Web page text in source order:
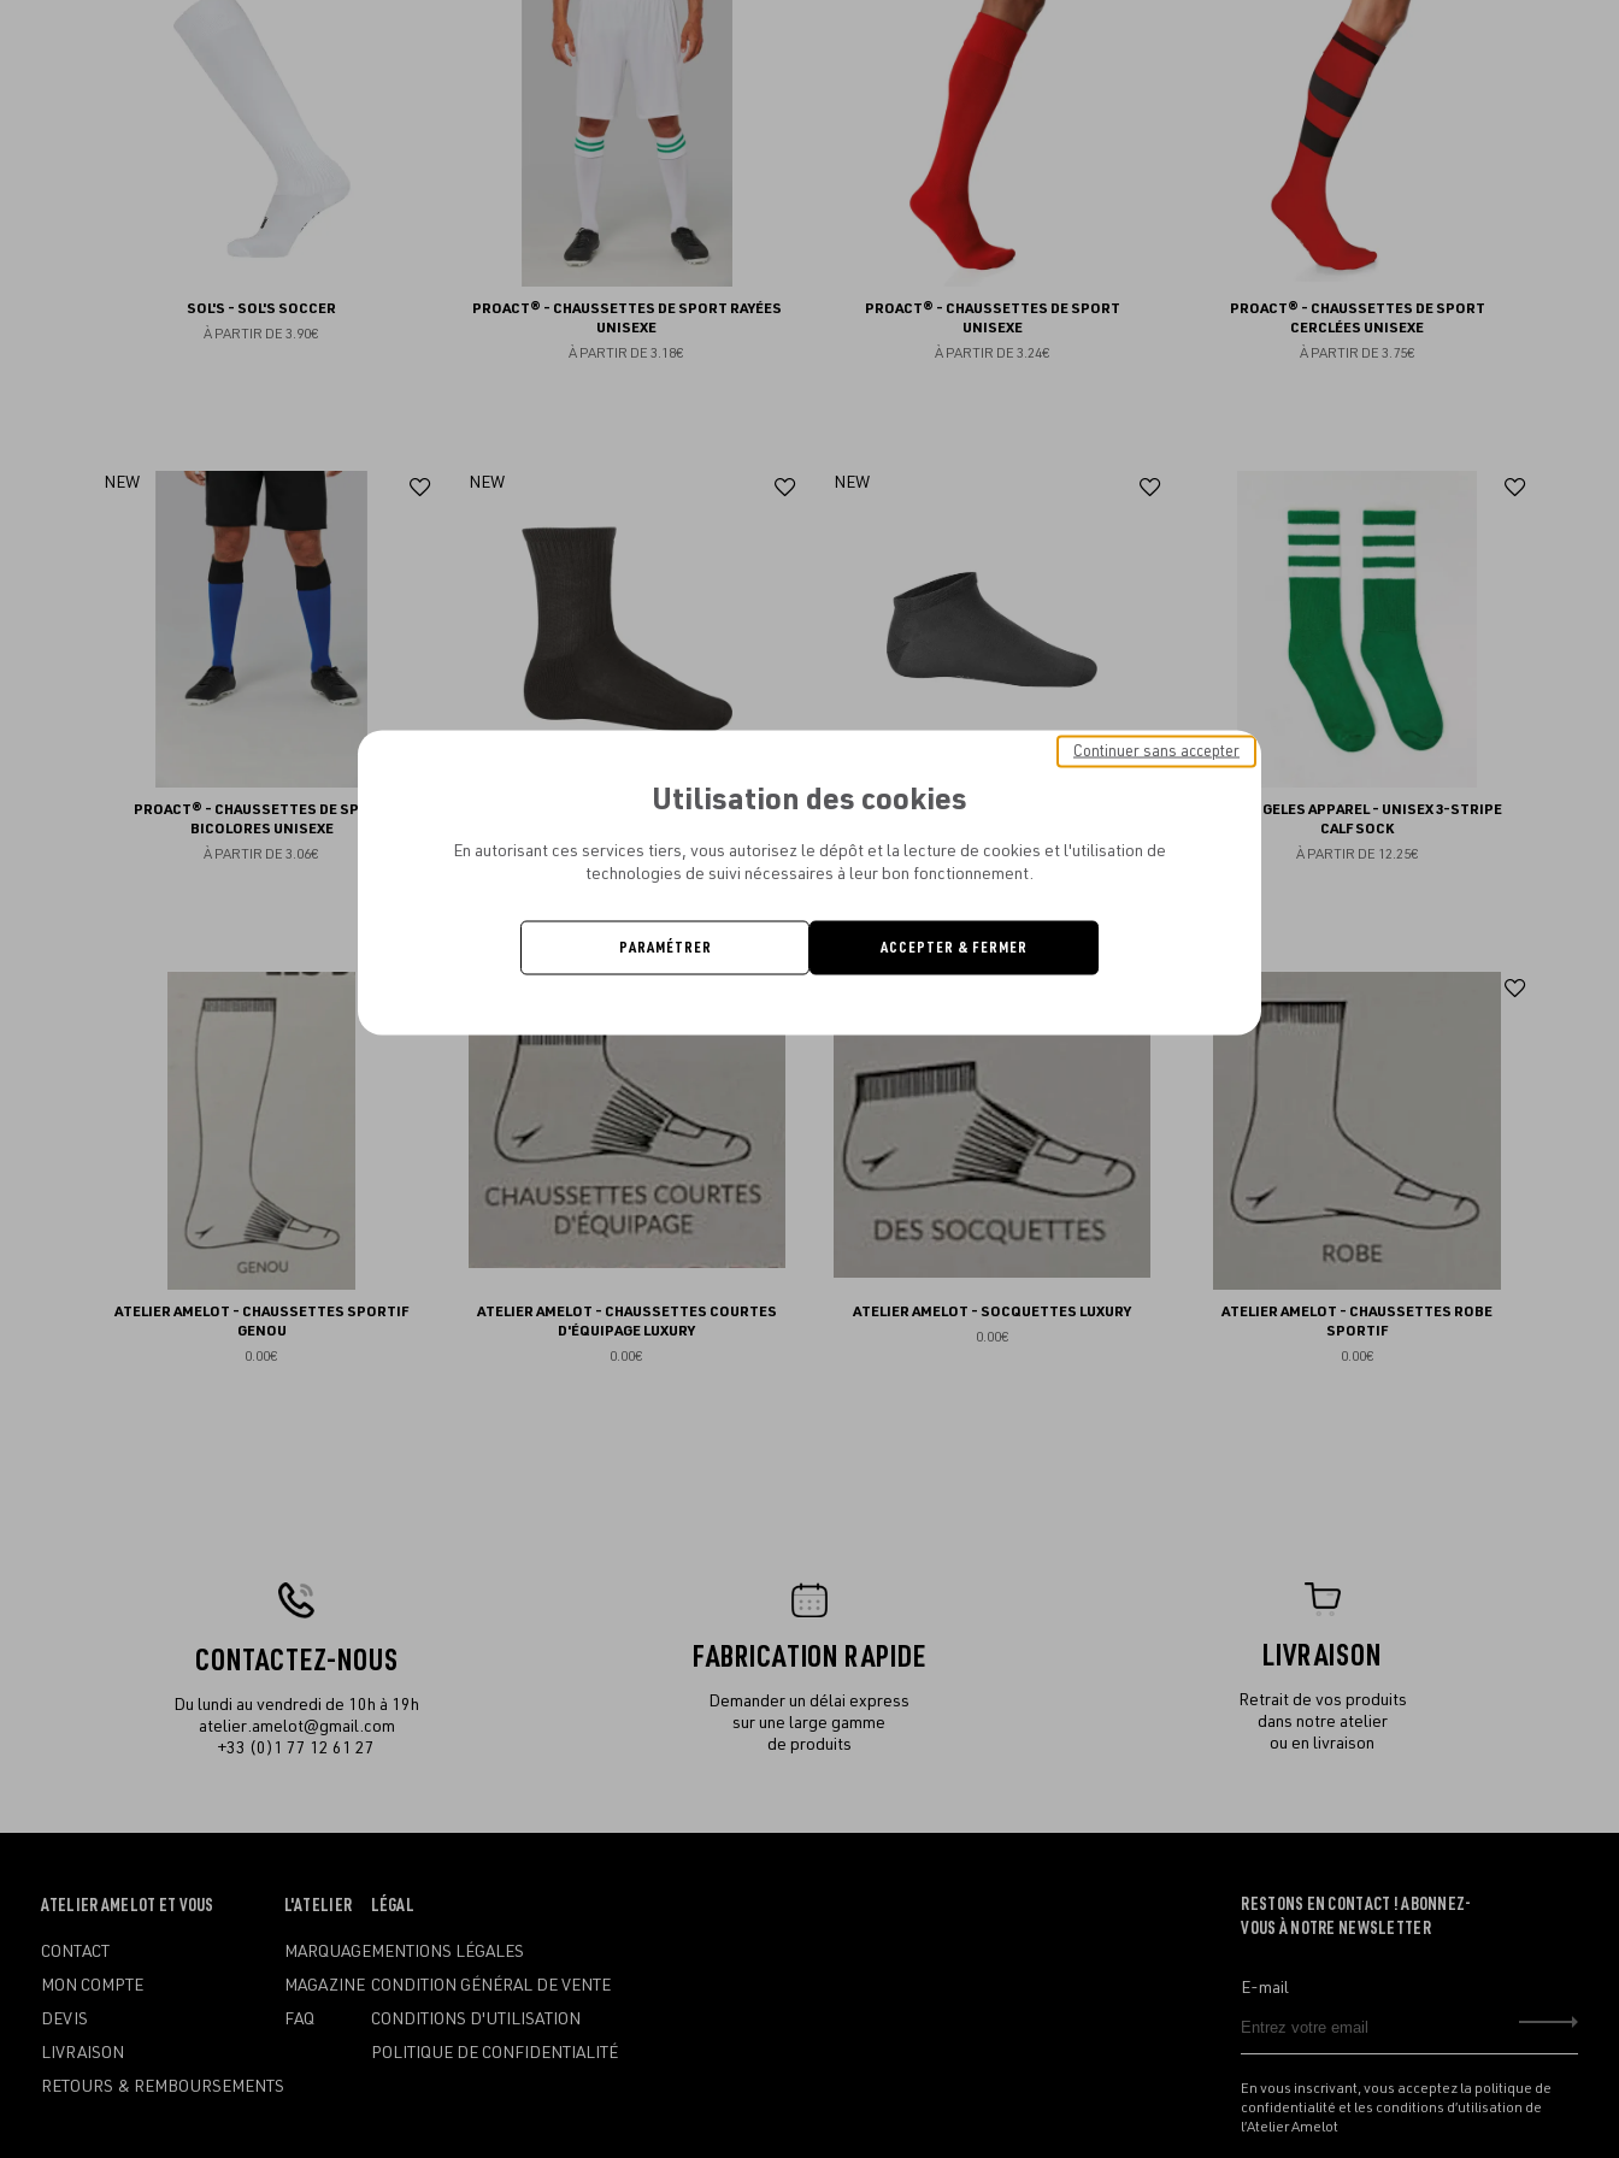
SOL'S - SOL'S SOCCER
À PARTIR DE 3.90€
PROACT® - CHAUSSETTES DE SPORT RAYÉES
UNISEXE
À PARTIR DE 3.18€
PROACT® - CHAUSSETTES DE SPORT
UNISEXE
À PARTIR DE 3.24€
PROACT® - CHAUSSETTES DE SPORT
CERCLÉES UNISEXE
À PARTIR DE 3.75€
NEW
PROACT® - CHAUSSETTES DE SPORT
BICOLORES UNISEXE
À PARTIR DE 3.06€
Ajouter
NEW
PROACT® - CHAUSSETTES MULTISPORTS
À PARTIR DE 2.66€
Ajouter
NEW
PROACT® - SOCQUETTES DE SPORT UNISEXE
LOS ANGELES APPAREL - UNISEX 3-STRIPE
CALF SOCK
À PARTIR DE 12.25€
ATELIER AMELOT - CHAUSSETTES SPORTIF
GENOU
0.00€
Ajouter
aux
favoris
ATELIER AMELOT - CHAUSSETTES COURTES
D'ÉQUIPAGE LUXURY
0.00€
Ajouter
aux
favoris
ATELIER AMELOT - SOCQUETTES LUXURY
0.00€
aux
ATELIER AMELOT - CHAUSSETTES ROBE
SPORTIF
0.00€
CONTACTEZ-NOUS
Du lundi au vendredi de 10h à 19h
atelier.amelot@gmail.com
+33 (0)1 77 12 61 27
FABRICATION RAPIDE
Demander un délai express
sur une large gamme
de produits
LIVRAISON
Retrait de vos produits
dans notre atelier
ou en livraison
OUVRIR
MENU
ATELIER AMELOT ET VOUS
CONTACT
MON COMPTE
DEVIS
LIVRAISON
RETOURS & REMBOURSEMENTS
OUVRIR
MENU
L'ATELIER
MARQUAGE
MAGAZINE
FAQ
OUVRIR
MENU
LÉGAL
MENTIONS LÉGALES
CONDITION GÉNÉRAL DE VENTE
CONDITIONS D'UTILISATION
POLITIQUE DE CONFIDENTIALITÉ
RESTONS EN CONTACT ! ABONNEZ-
VOUS À NOTRE NEWSLETTER
E-mail
En vous inscrivant, vous acceptez la politique de
confidentialité et les conditions d’utilisation de
l’Atelier Amelot
Utilisation des cookies
En autorisant ces services tiers, vous autorisez le dépôt et la lecture de cookies et l'utilisation de
technologies de suivi nécessaires à leur bon fonctionnement.
Continuer sans accepter
PARAMÉTRER ACCEPTER & FERMER